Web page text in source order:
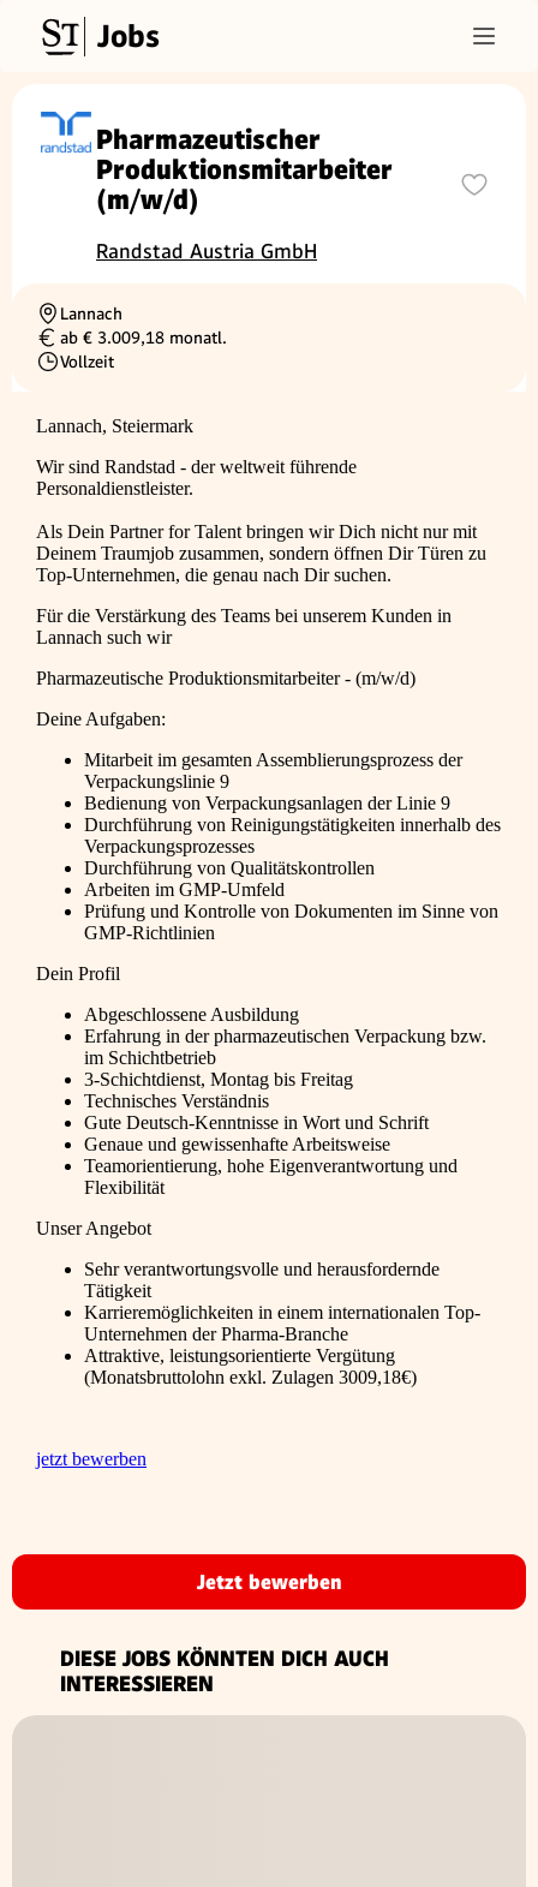
Jobs
Pharmazeutischer
Produktionsmitarbeiter
(m/w/d)
Randstad Austria GmbH
Ortschaft
Lannach
Gehalt
ab € 3.009,18 monatl.
Beschäftigungsart
Vollzeit
Lannach, Steiermark
Wir sind Randstad - der weltweit führende
Personaldienstleister.
Als Dein Partner for Talent bringen wir Dich nicht nur mit
Deinem Traumjob zusammen, sondern öffnen Dir Türen zu
Top-Unternehmen, die genau nach Dir suchen.
Für die Verstärkung des Teams bei unserem Kunden in
Lannach such wir
Pharmazeutische Produktionsmitarbeiter - (m/w/d)
Deine Aufgaben:
Mitarbeit im gesamten Assemblierungsprozess der
Verpackungslinie 9
Bedienung von Verpackungsanlagen der Linie 9
Durchführung von Reinigungstätigkeiten innerhalb des
Verpackungsprozesses
Durchführung von Qualitätskontrollen
Arbeiten im GMP-Umfeld
Prüfung und Kontrolle von Dokumenten im Sinne von
GMP-Richtlinien
Dein Profil
Abgeschlossene Ausbildung
Erfahrung in der pharmazeutischen Verpackung bzw.
im Schichtbetrieb
3-Schichtdienst, Montag bis Freitag
Technisches Verständnis
Gute Deutsch-Kenntnisse in Wort und Schrift
Genaue und gewissenhafte Arbeitsweise
Teamorientierung, hohe Eigenverantwortung und
Flexibilität
Unser Angebot
Sehr verantwortungsvolle und herausfordernde
Tätigkeit
Karrieremöglichkeiten in einem internationalen Top-
Unternehmen der Pharma-Branche
Attraktive, leistungsorientierte Vergütung
(Monatsbruttolohn exkl. Zulagen 3009,18€)
jetzt bewerben
Jetzt bewerben
DIESE JOBS KÖNNTEN DICH AUCH
INTERESSIEREN